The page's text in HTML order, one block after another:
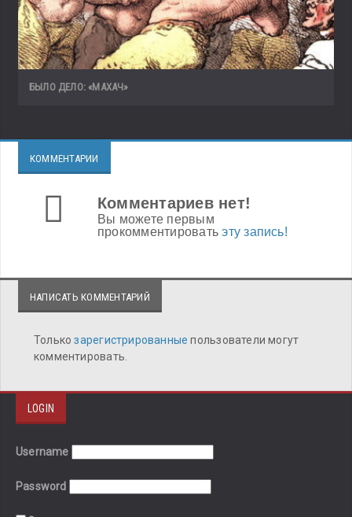
БЫЛО ДЕЛО: «МАХАЧ»
КОММЕНТАРИИ
Комментариев нет!
Вы можете первым
прокомментироватьэту запись!
НАПИСАТЬ КОММЕНТАРИЙ
Толькозарегистрированныепользователи могут
комментировать.
LOGIN
Username
Password